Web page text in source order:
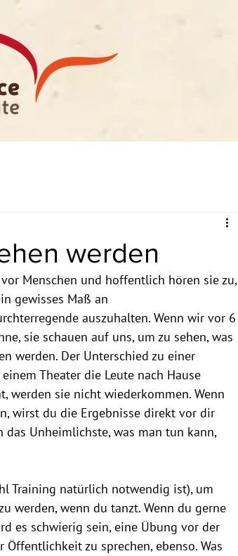
werden
Menschen und hoffentlich hören sie zu,
gewisses Maß an
auszuhalten. Wenn wir vor 6
sie schauen auf uns, um zu sehen, was
werden. Der Unterschied zu einer
Theater die Leute nach Hause
werden sie nicht wiederkommen. Wenn
wirst du die Ergebnisse direkt vor dir
Unheimlichste, was man tun kann,
Training natürlich notwendig ist), um
werden, wenn du tanzt. Wenn du gerne
es schwierig sein, eine Übung vor der
zu sprechen, ebenso. Was